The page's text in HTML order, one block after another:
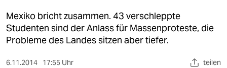
kultur
sport
berlin
Mexiko bricht zusammen. 43 verschleppte
Studenten sind der Anlass für Massenproteste, die
Probleme des Landes sitzen aber tiefer.
6.11.2014 17:55 Uhr teilen